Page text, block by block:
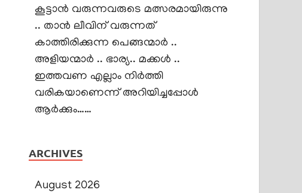
കൂട്ടാൻ വരുന്നവരുടെ മത്സരമായിരുന്നു
.. താൻ ലീവിന് വരുന്നത്
കാത്തിരിക്കുന്ന പെങ്ങന്മാർ ..
അളിയന്മാർ .. ഭാര്യ.. മക്കൾ ..
ഇത്തവണ എല്ലാം നിർത്തി
വരികയാണെന്ന് അറിയിച്ചപ്പോൾ
ആർക്കും……
ARCHIVES
August 2026